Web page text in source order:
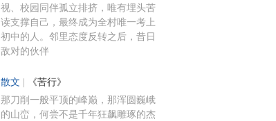
视、校园同伴孤立排挤，唯有埋头苦
读支撑自己，最终成为全村唯一考上
初中的人。邻里态度反转之后，昔日
敌对的伙伴
散文 《苦行》
那刀削一般平顶的峰巅，那浑圆巍峨
的山峦，何尝不是千年狂飙雕琢的杰